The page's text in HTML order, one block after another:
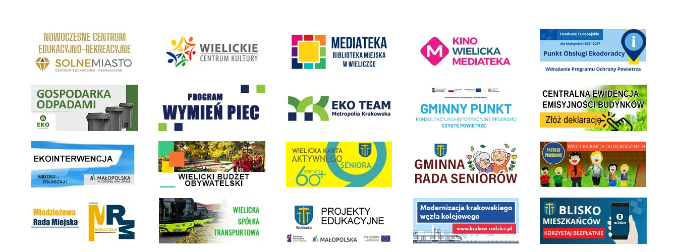
link do strony Centrum Edukacyjno Rekreacyjne Punkt Obsługi Ekodoradcy Wieliczka
Gospodarka odpadami na terenie Miasta i Gminy Wieliczka Realizacja Programu Czyste Powietrze w Gminie WieliczkaCentrala Ewidencja Emisyjności Budynków - złóż
link do strony ekointerwencja dot.- powietrza link do strony - Wielicki Budżet Obywatelski link do strony Wielicka Karta Aktywnego Seniora link do strony Gminnej Rady Seniorow - Wieliczka link do strony - Wielicka Karta Dużej Rodziny
link do strony Wielickiej Spółki Transportowej link do strony - projekty edukacyjne dofinansowane z Europejskiego Funduszu Społecznego
link do opisu projektu budowy linii kolejowej Krakow Rudzicelink do opisu aplikacji - BLISKO, Gmina Wieliczka w